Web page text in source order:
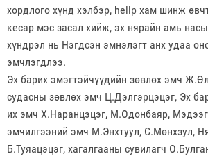
хордлого хүнд хэлбэр, hellp хам шинж
кесар мэс засал хийж, эх нярайн амь
хүндрэл нь Нэгдсэн эмнэлэгт анх удаа
эмчлэгдлээ.
Эх барих эмэгтэйчүүдийн зөвлөх эмч
судасны зөвлөх эмч Ц.Дэлгэрцэцэг, Эх
их эмч Х.Наранцэцэг, М.Одонбаяр,
эмчилгээний эмч М.Энхтуул, С.Мөнхзул,
Б.Туяацэцэг, хагалгааны сувилагч